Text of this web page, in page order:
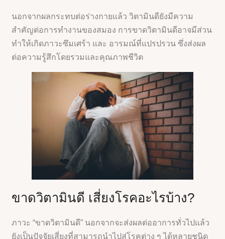
นอกจากผลกระทบต่อร่างกายแล้ว วิตามินดียังมีความ
สำคัญต่อการทำงานของสมอง การขาดวิตามินดีอาจมีส่วน
ทำให้เกิดภาวะซึมเศร้า และ อารมณ์ที่แปรปรวน ซึ่งส่งผล
ต่อความรู้สึกโดยรวมและคุณภาพชีวิต
ขาดวิตามินดี เสี่ยงโรคอะไรบ้าง?
ภาวะ “ขาดวิตามินดี” นอกจากจะส่งผลต่ออาการทั่วไปแล้ว
ยังเป็นปัจจัยเสี่ยงที่สามารถนำไปสู่โรคต่าง ๆ ได้หลายชนิด